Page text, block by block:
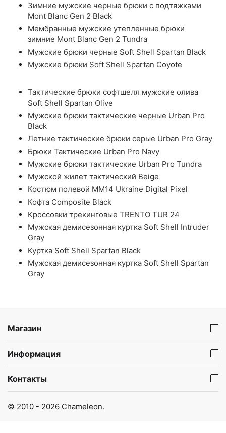
Зимние мужские черные брюки с подтяжками
Mont Blanc Gen 2 Black
Мембранные мужские утепленные брюки
зимние Mont Blanc Gen 2 Tundra
Мужские брюки черные Soft Shell Spartan Black
Мужские брюки Soft Shell Spartan Coyote
Тактические брюки софтшелл мужские олива
Soft Shell Spartan Olive
Мужские брюки тактические черные Urban Pro
Black
Летние тактические брюки серые Urban Pro Gray
Брюки Тактические Urban Pro Navy
Мужские брюки тактические Urban Pro Tundra
Мужской жилет тактический Beige
Костюм полевой ММ14 Ukraine Digital Pixel
Кофта Composite Black
Кроссовки трекинговые TRENTO TUR 24
Мужская демисезонная куртка Soft Shell Intruder
Gray
Куртка Soft Shell Spartan Black
Мужская демисезонная куртка Soft Shell Spartan
Gray
Магазин
Информация
Контакты
© 2010 - 2026 Chameleon.